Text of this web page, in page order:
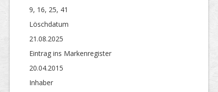
9, 16, 25, 41
Löschdatum
21.08.2025
Eintrag ins Markenregister
20.04.2015
Inhaber